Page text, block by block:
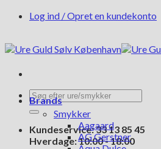
FortsætLog ind / Opret en kundekonto
Søg
efter:
Kundeservice: 33 13 85 45
Hverdage: 10:00 - 18:00
Brands
Smykker
Aagaard
AG Gerstner